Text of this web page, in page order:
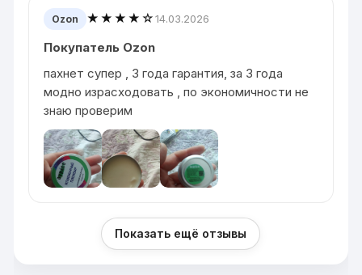
Ozon ★★★★☆14.03.2026
Покупатель Ozon
пахнет супер , 3 года гарантия, за 3 года
модно израсходовать , по экономичности не
знаю проверим
Показать ещё отзывы